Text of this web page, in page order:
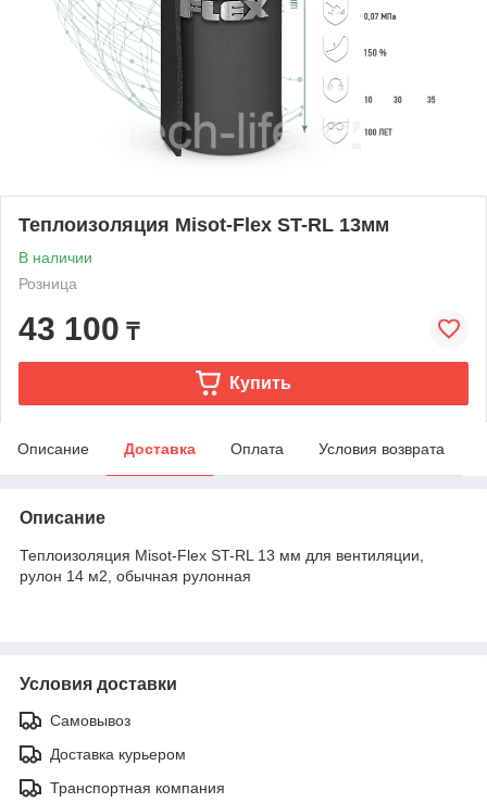
Теплоизоляция Misot-Flex ST-RL 13мм
В наличии
Розница
43 100 ₸
Купить
Описание Доставка Оплата Условия возврата
Описание
Теплоизоляция Misot-Flex ST-RL 13 мм для вентиляции,
рулон 14 м2, обычная рулонная
Условия доставки
Самовывоз
Доставка курьером
Транспортная компания